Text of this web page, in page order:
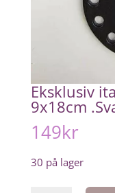
Eksklusiv
9x18cm
149kr
30 på lager